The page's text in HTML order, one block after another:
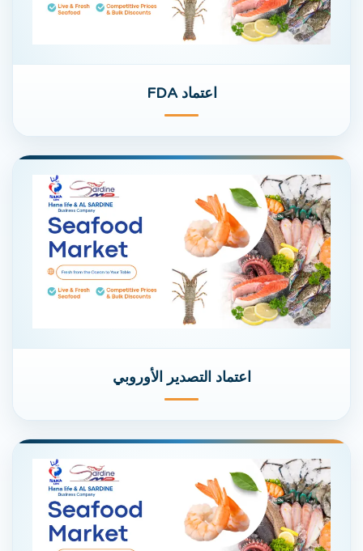
اعتماد FDA
اعتماد التصدير الأوروبي